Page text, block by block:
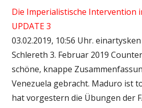
Die Imperialistische Intervention
UPDATE 3
03.02.2019, 10:56 Uhr.
Schlereth 3. Februar 2019
schöne, knappe
Venezuela gebracht. Maduro ist
hat vorgestern die Übungen der